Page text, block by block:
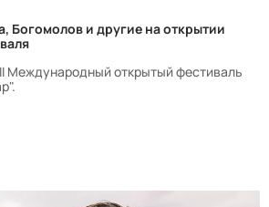
Богомолов и другие на открытии
Международный открытый фестиваль